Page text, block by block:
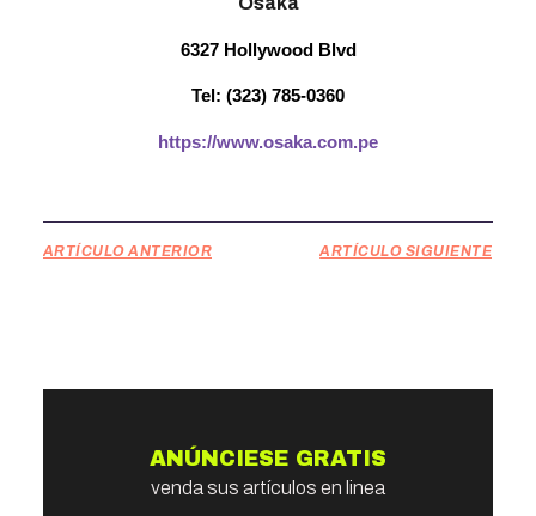
6327 Hollywood Blvd
Tel: (323) 785-0360
https://www.osaka.com.pe
ARTÍCULO ANTERIOR ARTÍCULO SIGUIENTE
ANÚNCIESE GRATIS
venda sus artículos en linea